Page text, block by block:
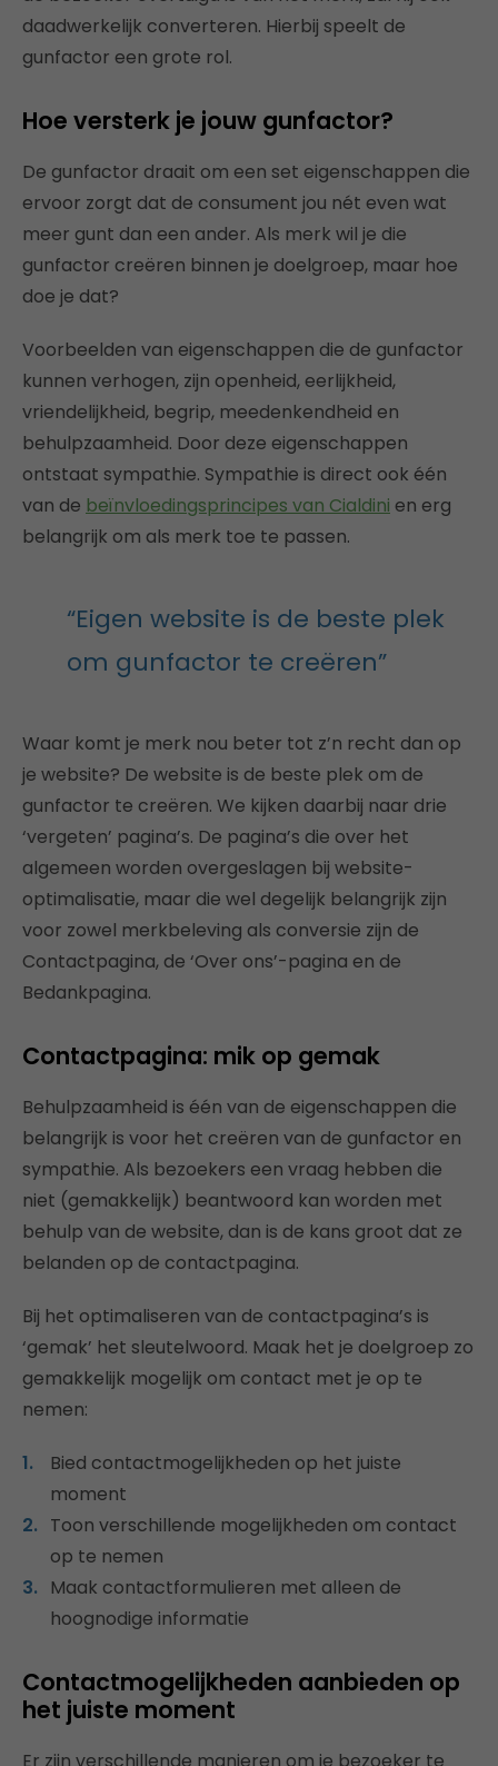
daadwerkelijk converteren. Hierbij speelt de
gunfactor een grote rol.
Hoe versterk je jouw gunfactor?
De gunfactor draait om een set eigenschappen die
ervoor zorgt dat de consument jou nét even wat
meer gunt dan een ander. Als merk wil je die
gunfactor creëren binnen je doelgroep, maar hoe
doe je dat?
Voorbeelden van eigenschappen die de gunfactor
kunnen verhogen, zijn openheid, eerlijkheid,
vriendelijkheid, begrip, meedenkendheid en
behulpzaamheid. Door deze eigenschappen
ontstaat sympathie. Sympathie is direct ook één
van de beïnvloedingsprincipes van Cialdini en erg
belangrijk om als merk toe te passen.
“Eigen website is de beste plek
om gunfactor te creëren”
Waar komt je merk nou beter tot z’n recht dan op
je website? De website is de beste plek om de
gunfactor te creëren. We kijken daarbij naar drie
‘vergeten’ pagina’s. De pagina’s die over het
algemeen worden overgeslagen bij website-
optimalisatie, maar die wel degelijk belangrijk zijn
voor zowel merkbeleving als conversie zijn de
Contactpagina, de ‘Over ons’-pagina en de
Bedankpagina.
Contactpagina: mik op gemak
Behulpzaamheid is één van de eigenschappen die
belangrijk is voor het creëren van de gunfactor en
sympathie. Als bezoekers een vraag hebben die
niet (gemakkelijk) beantwoord kan worden met
behulp van de website, dan is de kans groot dat ze
belanden op de contactpagina.
Bij het optimaliseren van de contactpagina’s is
‘gemak’ het sleutelwoord. Maak het je doelgroep zo
gemakkelijk mogelijk om contact met je op te
nemen:
Bied contactmogelijkheden op het juiste
moment
Toon verschillende mogelijkheden om contact
op te nemen
Maak contactformulieren met alleen de
hoognodige informatie
Contactmogelijkheden aanbieden op
het juiste moment